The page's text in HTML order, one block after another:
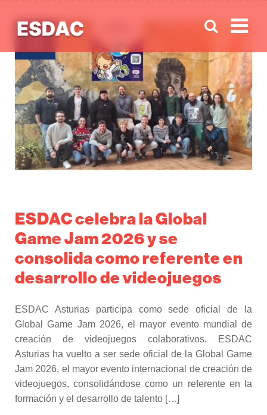
FEB
ESDAC celebra la Global
Game Jam 2026 y se
consolida como referente en
desarrollo de videojuegos
ESDAC Asturias participa como sede oficial de la
Global Game Jam 2026, el mayor evento mundial de
creación de videojuegos colaborativos. ESDAC
Asturias ha vuelto a ser sede oficial de la Global Game
Jam 2026, el mayor evento internacional de creación de
videojuegos, consolidándose como un referente en la
formación y el desarrollo de talento […]